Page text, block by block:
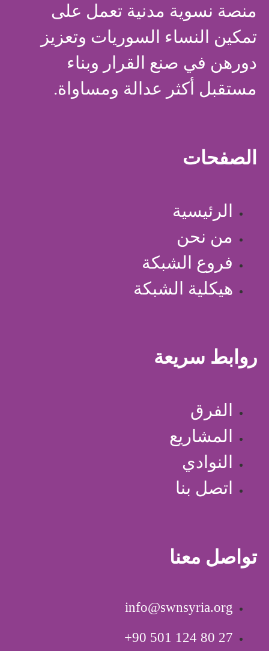
منصة نسوية مدنية تعمل على
تمكين النساء السوريات وتعزيز
دورهن في صنع القرار وبناء
مستقبل أكثر عدالة ومساواة.
الصفحات
الرئيسية
من نحن
فروع الشبكة
هيكلية الشبكة
روابط سريعة
الفرق
المشاريع
النوادي
اتصل بنا
تواصل معنا
info@swnsyria.org
‎+90 501 124 80 27